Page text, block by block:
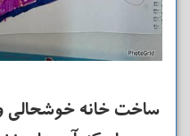
ساخت خانه